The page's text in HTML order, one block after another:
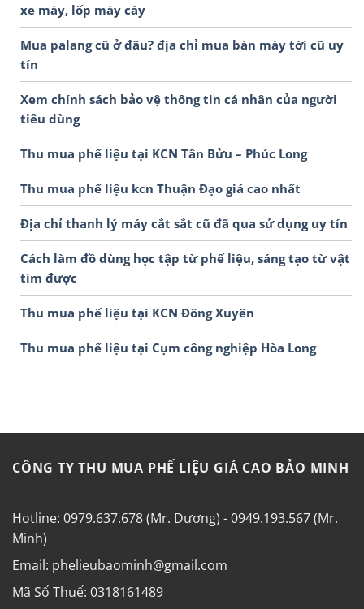
xe máy, lốp máy cày
Mua palang cũ ở đâu? địa chỉ mua bán máy tời cũ uy
tín
Xem chính sách bảo vệ thông tin cá nhân của người
tiêu dùng
Thu mua phế liệu tại KCN Tân Bửu – Phúc Long
Thu mua phế liệu kcn Thuận Đạo giá cao nhất
Địa chỉ thanh lý máy cắt sắt cũ đã qua sử dụng uy tín
Cách làm đồ dùng học tập từ phế liệu, sáng tạo từ vật
tìm được
Thu mua phế liệu tại KCN Đông Xuyên
Thu mua phế liệu tại Cụm công nghiệp Hòa Long
CÔNG TY THU MUA PHẾ LIỆU GIÁ CAO BẢO MINH
Hotline: 0979.637.678 (Mr. Dương) - 0949.193.567 (Mr.
Minh)
Email: phelieubaominh@gmail.com
Mã Số Thuế: 0318161489